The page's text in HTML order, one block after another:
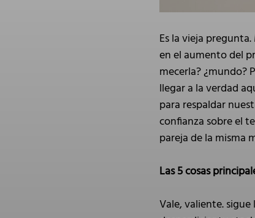
Es la vieja
en el aumento del
mecerla? ¿mundo?
llegar a la verdad
para respaldar
confianza sobre el
pareja de la misma
Las 5 cosas
Vale, valiente.